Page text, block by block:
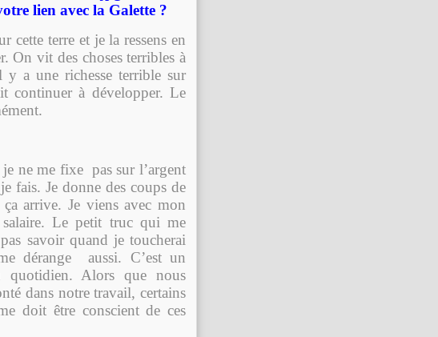
lien avec la Galette ?
terre et je la ressens en
On vit des choses terribles à
a une richesse terrible sur
continuer à développer. Le
ne me fixe pas sur l’argent
fais. Je donne des coups de
arrive. Je viens avec mon
Le petit truc qui me
savoir quand je toucherai
dérange aussi. C’est un
quotidien. Alors que nous
dans notre travail, certains
doit être conscient de ces